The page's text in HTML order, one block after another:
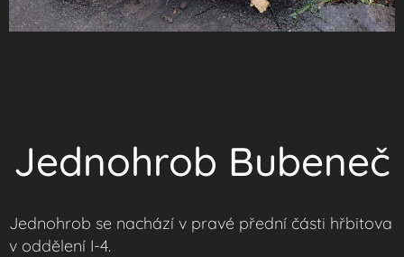
Jednohrob Bubeneč
Jednohrob se nachází v pravé přední části hřbitova
v oddělení I-4.